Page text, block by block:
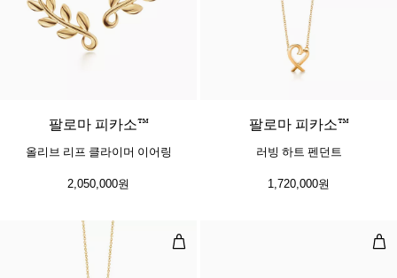
2 소재
팔로마 피카소™
올리브 리프 클라이머 이어링
2,050,000원
팔로마 피카소™
러빙 하트 펜던트
1,720,000원
올리브 리프 펜던트 빈